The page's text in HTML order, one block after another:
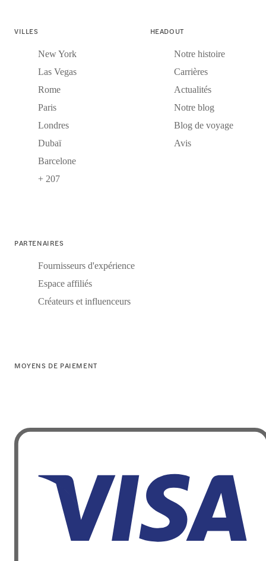
VILLES
New York
Las Vegas
Rome
Paris
Londres
Dubaï
Barcelone
+ 207
HEADOUT
Notre histoire
Carrières
Actualités
Notre blog
Blog de voyage
Avis
PARTENAIRES
Fournisseurs d'expérience
Espace affiliés
Créateurs et influenceurs
MOYENS DE PAIEMENT